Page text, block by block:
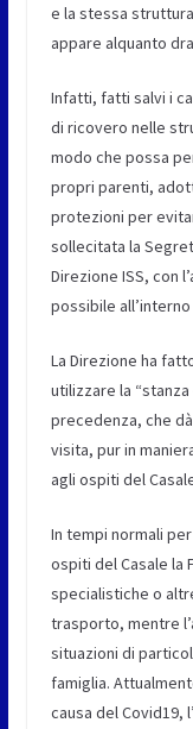
e la stessa
appare alquanto
Infatti, fatti salvi i
di ricovero nelle
modo che possa
propri parenti,
protezioni per
sollecitata la
Direzione ISS, con
possibile
La Direzione ha
utilizzare la
precedenza, che
visita, pur in
agli ospiti del
In tempi normali
ospiti del Casale la
specialistiche o
trasporto, mentre
situazioni di
famiglia.
causa del Covid19,